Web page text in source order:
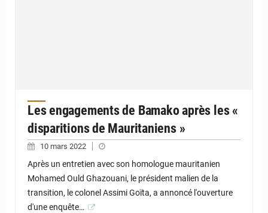
Les engagements de Bamako après les «
disparitions de Mauritaniens »
10 mars 2022
Après un entretien avec son homologue mauritanien
Mohamed Ould Ghazouani, le président malien de la
transition, le colonel Assimi Goïta, a annoncé l'ouverture
d'une enquête…